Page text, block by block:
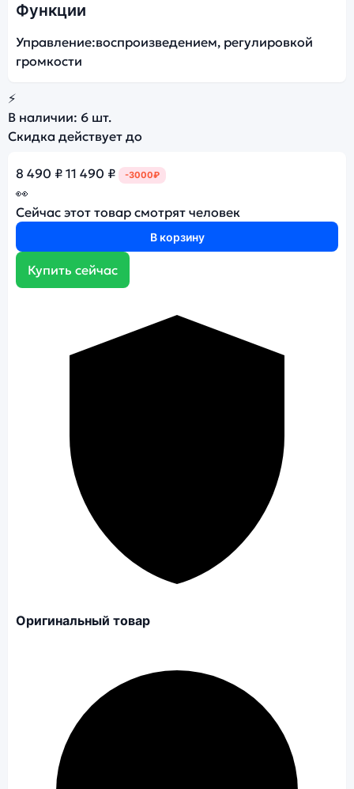
Функции
Управление:воспроизведением, регулировкой
громкости
⚡
В наличии: 6 шт.
Скидка действует до
8 490 ₽ 11 490 ₽ -3000₽
👀
Сейчас этот товар смотрят человек
В корзину
Купить сейчас
Оригинальный товар